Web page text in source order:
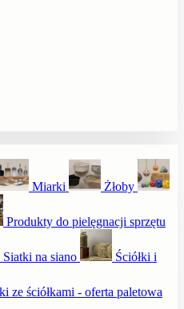
Miarki Żłoby
Produkty do pielęgnacji sprzętu
Siatki na siano Ściółki i
ze ściółkami - oferta paletowa